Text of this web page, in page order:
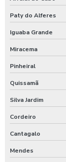
Lava rápido self
Lavador de ônibus
Lavadora de alta
Lavadora de alta
Lavadora de alta
Lavadora
Lavadora
Lavadora de
Paty do Alferes
Iguaba Grande
Miracema
Pinheiral
Quissamã
Silva Jardim
Cordeiro
Cantagalo
Mendes